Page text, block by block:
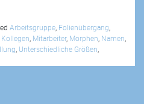
Arbeitsgruppe, Folienübergang,
Kollegen, Mitarbeiter, Morphen, Namen,
, Unterschiedliche Größen,